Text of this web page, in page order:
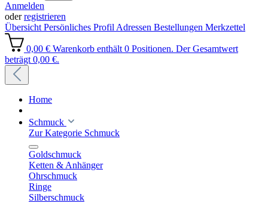
Anmelden
oderregistrieren
Übersicht Persönliches Profil Adressen Bestellungen Merkzettel
0,00 € Warenkorb enthält 0 Positionen. Der Gesamtwert
beträgt 0,00 €.
Home
Schmuck
Zur Kategorie Schmuck
Goldschmuck
Ketten & Anhänger
Ohrschmuck
Ringe
Silberschmuck